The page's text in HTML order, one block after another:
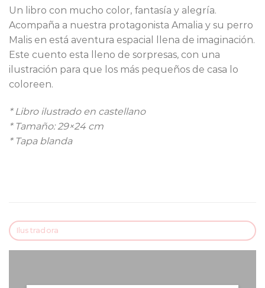
Un libro con mucho color, fantasía y alegría.
Acompaña a nuestra protagonista Amalia y su perro
Malis en está aventura espacial llena de imaginación.
Este cuento esta lleno de sorpresas, con una
ilustración para que los más pequeños de casa lo
coloreen.
* Libro ilustrado en castellano
* Tamaño: 29×24 cm
* Tapa blanda
Ilustradora